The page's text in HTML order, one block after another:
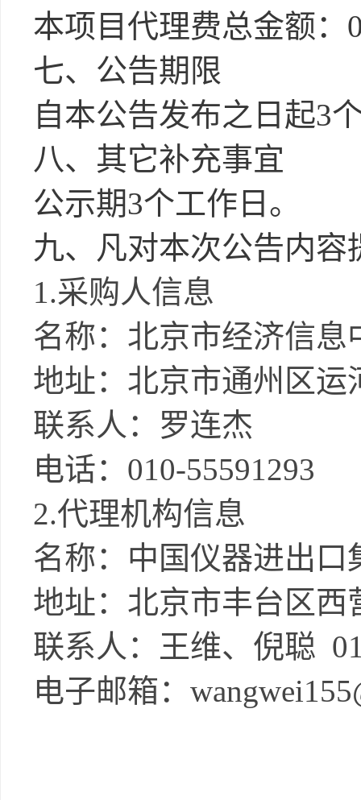
本项目代理费总金额：
七、公告期限
自本公告发布之日起3
八、其它补充事宜
公示期3个工作日。
九、凡对本次公告内
1.采购人信息
名称：北京市经济信息
地址：北京市通州区运
联系人：罗连杰
电话： 010-55591293
2.代理机构信息
名称：中国仪器进出口
地址：北京市丰台区西
联系人：王维、倪聪
电子邮箱：